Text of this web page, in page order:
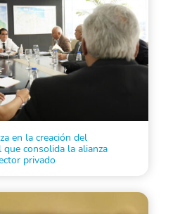
en la creación del
consolida la alianza
privado